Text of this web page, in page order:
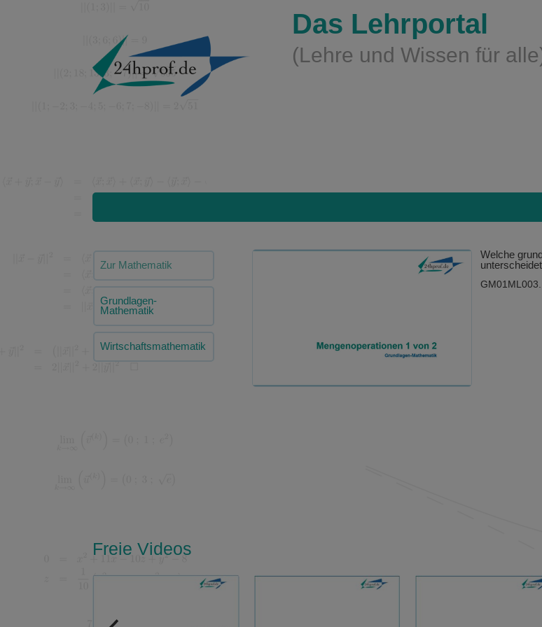
Das Lehrportal
(Lehre und Wissen für
Zur Mathematik
Grundlagen-
Mathematik
Wirtschaftsmathematik
Welche
GM01ML003...
Freie Videos